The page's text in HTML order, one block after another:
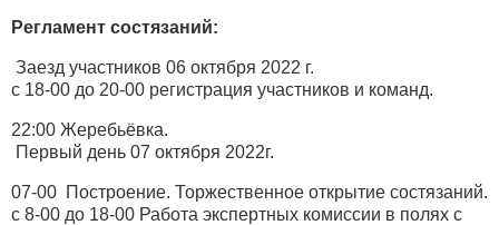
Регламент состязаний:
Заезд участников 06 октября 2022 г.
с 18-00 до 20-00 регистрация участников и команд.
22:00 Жеребьёвка.
Первый день 07 октября 2022г.
07-00 Построение. Торжественное открытие состязаний.
с 8-00 до 18-00 Работа экспертных комиссии в полях с